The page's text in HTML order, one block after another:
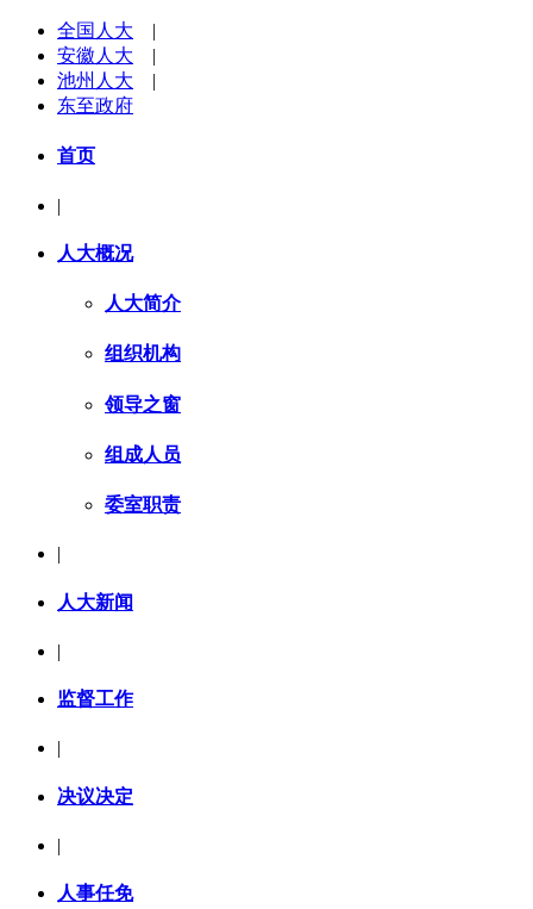
全国人大 |
安徽人大 |
池州人大 |
东至政府
首页
|
人大概况
人大简介
组织机构
领导之窗
组成人员
委室职责
|
人大新闻
|
监督工作
决议决定
|
人事任免